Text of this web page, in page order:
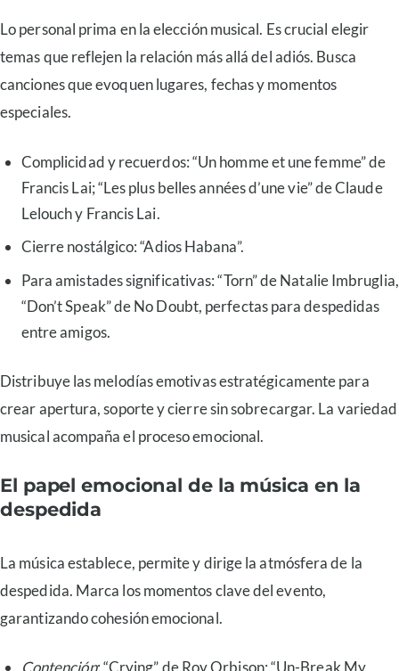
Lo personal prima en la elección musical. Es crucial elegir
temas que reflejen la relación más allá del adiós. Busca
canciones que evoquen lugares, fechas y momentos
especiales.
Complicidad y recuerdos: “Un homme et une femme” de
Francis Lai; “Les plus belles années d’une vie” de Claude
Lelouch y Francis Lai.
Cierre nostálgico: “Adios Habana”.
Para amistades significativas: “Torn” de Natalie Imbruglia,
“Don’t Speak” de No Doubt, perfectas para despedidas
entre amigos.
Distribuye las melodías emotivas estratégicamente para
crear apertura, soporte y cierre sin sobrecargar. La variedad
musical acompaña el proceso emocional.
El papel emocional de la música en la
despedida
La música establece, permite y dirige la atmósfera de la
despedida. Marca los momentos clave del evento,
garantizando cohesión emocional.
Contención: “Crying” de Roy Orbison; “Un-Break My